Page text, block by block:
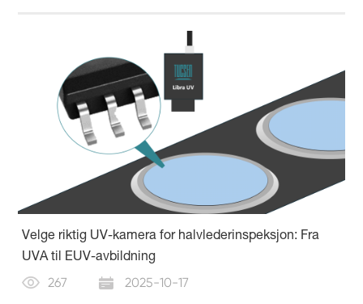
Velge riktig UV-kamera for halvlederinspeksjon: Fra
UVA til EUV-avbildning
267 2025-10-17